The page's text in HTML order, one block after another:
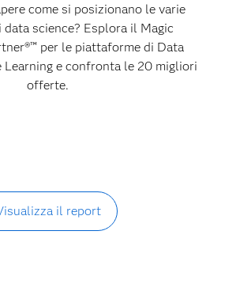
come si posizionano le varie
science? Esplora il Magic
per le piattaforme di Data
Learning e confronta le 20 migliori
offerte.
il report